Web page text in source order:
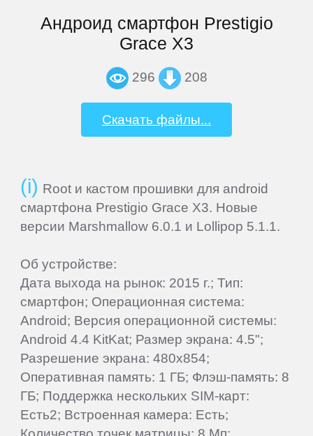
Андроид смартфон Prestigio
Grace X3
296 208
Скачать файлы...
Root и кастом прошивки для android
смартфона Prestigio Grace X3. Новые
версии Marshmallow 6.0.1 и Lollipop 5.1.1.
Об устройстве:
Дата выхода на рынок: 2015 г.; Тип:
смартфон; Операционная система:
Android; Версия операционной системы:
Android 4.4 KitKat; Размер экрана: 4.5";
Разрешение экрана: 480x854;
Оперативная память: 1 ГБ; Флэш-память: 8
ГБ; Поддержка нескольких SIM-карт:
Есть2; Встроенная камера: Есть;
Barnes
Bliss
Mobile
Coby
Creative
CrownMicro